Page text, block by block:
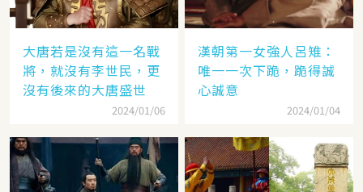
大唐若是沒有這一名戰
將，就沒有李世民，更
沒有後來的大唐盛世
2024/01/06
漢朝第一女強人呂雉：
唯一一次下跪，跪得誠
心誠意
2024/01/04